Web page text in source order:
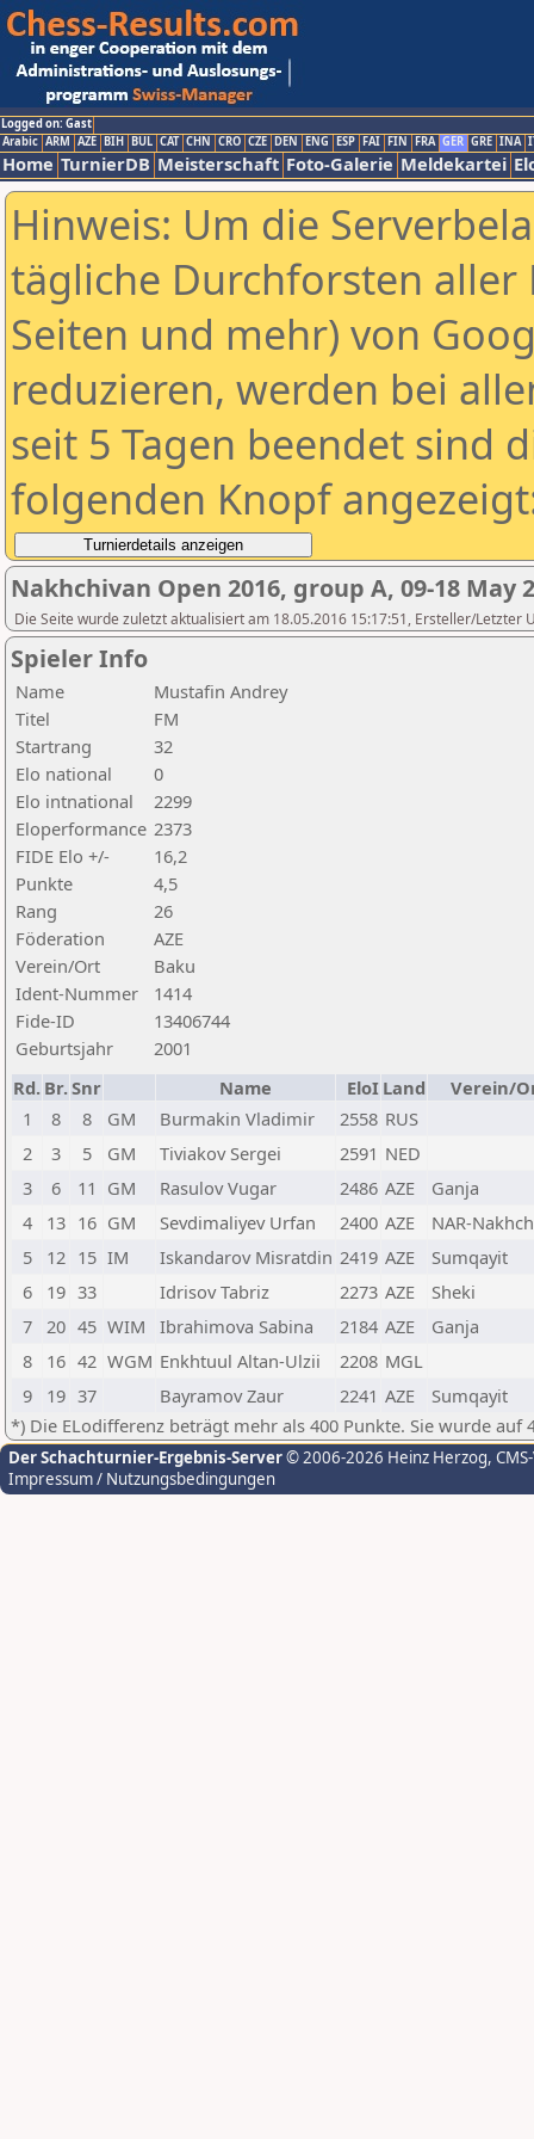
Logged on: Gast
Arabic ARM AZE BIH BUL CAT CHN CRO CZE DEN ENG ESP FAI FIN FRA GER GRE INA
Home TurnierDB Meisterschaft Foto-Galerie Meldekartei
Hinweis: Um die
tägliche Durchforsten aller
Seiten und mehr) von
reduzieren, werden bei
seit 5 Tagen beendet sind
folgenden Knopf
Nakhchivan Open 2016, group A, 09-18 May
Die Seite wurde zuletzt aktualisiert am 18.05.2016 15:17:51, Ersteller/Letzter
Spieler Info
Name
Mustafin Andrey
Titel
FM
Startrang
32
Elo national
0
Elo intnational
2299
Eloperformance 2373
FIDE Elo +/-
16,2
Punkte
4,5
Rang
26
Föderation
AZE
Verein/Ort
Baku
Ident-Nummer
1414
Fide-ID
13406744
Geburtsjahr
2001
Rd. Br.Snr Name EloI Land
Verein/
1
8 8 GM Burmakin Vladimir 2558 RUS
2
3 5 GM Tiviakov Sergei 2591 NED
3
6 11 GM Rasulov Vugar 2486 AZE
Ganja
4
13 16 GM Sevdimaliyev Urfan 2400 AZE
NAR-
5
12 15 IM Iskandarov Misratdin 2419 AZE
Sumqayit
6
19 33 Idrisov Tabriz 2273 AZE
Sheki
7
20 45 WIM Ibrahimova Sabina 2184 AZE
Ganja
8
16 42 WGM Enkhtuul Altan-Ulzii 2208 MGL
9
19 37 Bayramov Zaur 2241 AZE
Sumqayit
*) Die ELodifferenz beträgt mehr als 400 Punkte. Sie wurde auf
Der Schachturnier-Ergebnis-Server© 2006-2026 Heinz Herzog,
Impressum / Nutzungsbedingungen